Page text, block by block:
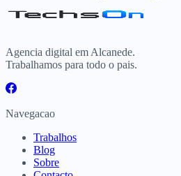
Agencia digital em Alcanede.
Trabalhamos para todo o pais.
Navegacao
Trabalhos
Blog
Sobre